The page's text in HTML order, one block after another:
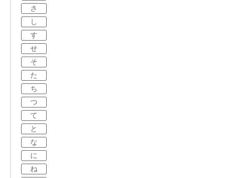
さ
し
す
せ
そ
た
ち
つ
て
と
な
に
ね